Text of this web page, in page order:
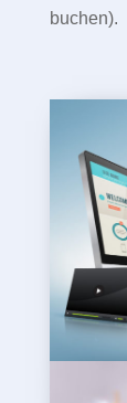
buchen).